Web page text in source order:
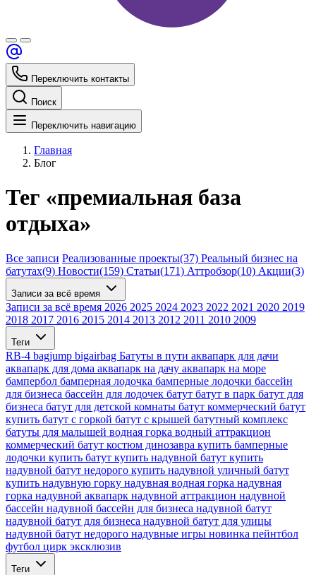
Переключить контакты
Поиск
Переключить навигацию
Главная
Блог
Тег «премиальная база
отдыха»
Все записи Реализованные проекты(37) Реальный бизнес на
батутах(9) Новости(159) Статьи(171) Аттробзор(10) Акции(3)
Записи за всё время
Записи за всё время 2026 2025 2024 2023 2022 2021 2020 2019
2018 2017 2016 2015 2014 2013 2012 2011 2010 2009
Теги
RB-4 bagjump bigairbag Батуты в пути аквапарк для дачи
аквапарк для дома аквапарк на дачу аквапарк на море
бампербол бамперная лодочка бамперные лодочки бассейн
для бизнеса бассейн для лодочек батут батут в парк батут для
бизнеса батут для детской комнаты батут коммерческий батут
купить батут с горкой батут с крышей батутный комплекс
батуты для малышей водная горка водный аттракцион
коммерческий батут костюм динозавра купить бамперные
лодочки купить батут купить надувной батут купить
надувной батут недорого купить надувной уличный батут
купить надувную горку надувная водная горка надувная
горка надувной аквапарк надувной аттракцион надувной
бассейн надувной бассейн для бизнеса надувной батут
надувной батут для бизнеса надувной батут для улицы
надувной батут недорого надувные игры новинка пейнтбол
футбол цирк эксклюзив
Теги